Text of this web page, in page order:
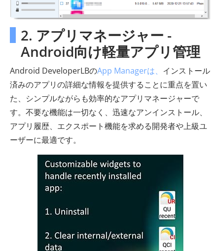
2. アプリマネージャー -
Android向け軽量アプリ管理
Android DeveloperLBのApp Managerは、 インストール
済みのアプリの詳細な情報を提供することに重点を置い
た、シンプルながらも効率的なアプリマネージャーで
す。不要な機能は一切なく、迅速なアンインストール、
アプリ履歴、エクスポート機能を求める開発者や上級ユ
ーザーに最適です。